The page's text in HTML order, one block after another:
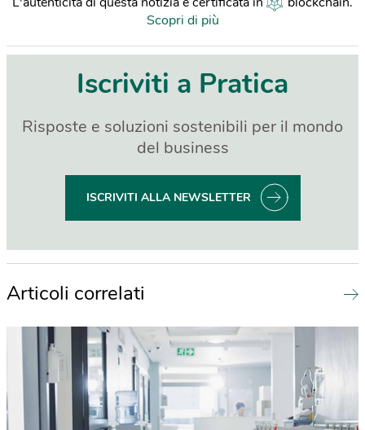
Scopri di più
Iscriviti a Pratica
Risposte e soluzioni sostenibili per il mondo
del business
ISCRIVITI ALLA NEWSLETTER
Articoli correlati